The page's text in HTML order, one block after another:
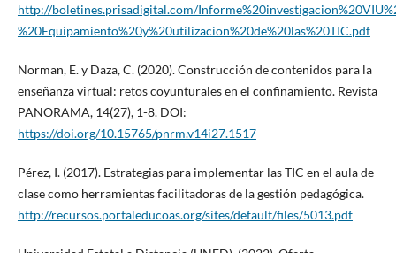
http://boletines.prisadigital.com/
%20Equipamiento%20y%20utilizacion%20de%20las%20TIC.pdf
Norman, E. y Daza, C. (2020). Construcción de contenidos para la
enseñanza virtual: retos coyunturales en el confinamiento. Revista
PANORAMA, 14(27), 1-8. DOI:
https://doi.org/10.15765/pnrm.v14i27.1517
Pérez, I. (2017). Estrategias para implementar las TIC en el aula de
clase como herramientas facilitadoras de la gestión pedagógica.
http://recursos.portaleducoas.org/sites/default/files/5013.pdf